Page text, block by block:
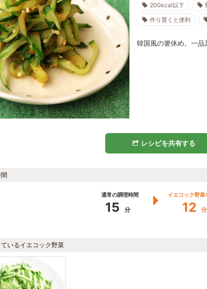
200kcal以下
作り置くと便利
韓国風の箸休め。一
レシピを共有する
通常の調理時間
15 分
イエコック野菜
12 分
いるイエコック野菜